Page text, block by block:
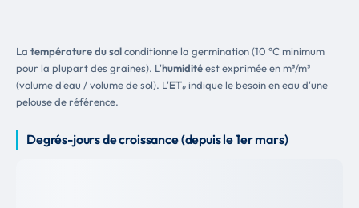
La température du solconditionne la germination (10 °C minimum
pour la plupart des graines). L'humiditéest exprimée en m³/m³
(volume d'eau / volume de sol). L'ET₀indique le besoin en eau d'une
pelouse de référence.
Degrés-jours de croissance (depuis le 1er mars)